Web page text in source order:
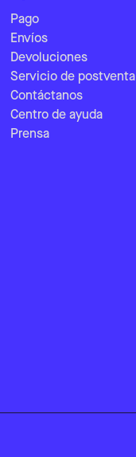
Pago
Envíos
Devoluciones
Servicio de postventa
Contáctanos
Centro de ayuda
Prensa